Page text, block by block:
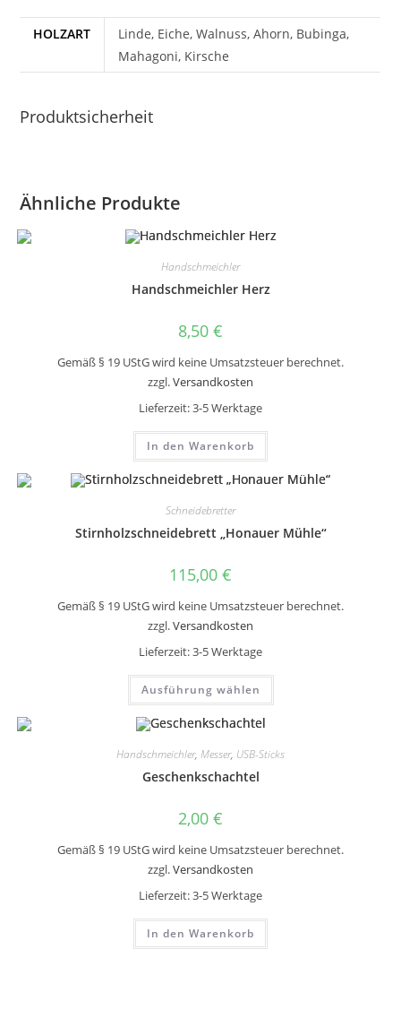
HOLZART
Linde, Eiche, Walnuss, Ahorn, Bubinga,
Mahagoni, Kirsche
Produktsicherheit
Ähnliche Produkte
Handschmeichler
Handschmeichler Herz
8,50 €
Gemäß § 19 UStG wird keine Umsatzsteuer berechnet.
zzgl.Versandkosten
Lieferzeit:3-5 Werktage
In den Warenkorb
Schneidebretter
Stirnholzschneidebrett „Honauer Mühle“
115,00 €
Gemäß § 19 UStG wird keine Umsatzsteuer berechnet.
zzgl.Versandkosten
Lieferzeit:3-5 Werktage
Ausführung wählen
Dieses
weist
Die
werden
Handschmeichler, Messer, USB-Sticks
Geschenkschachtel
2,00 €
Gemäß § 19 UStG wird keine Umsatzsteuer berechnet.
zzgl.Versandkosten
Lieferzeit:3-5 Werktage
In den Warenkorb